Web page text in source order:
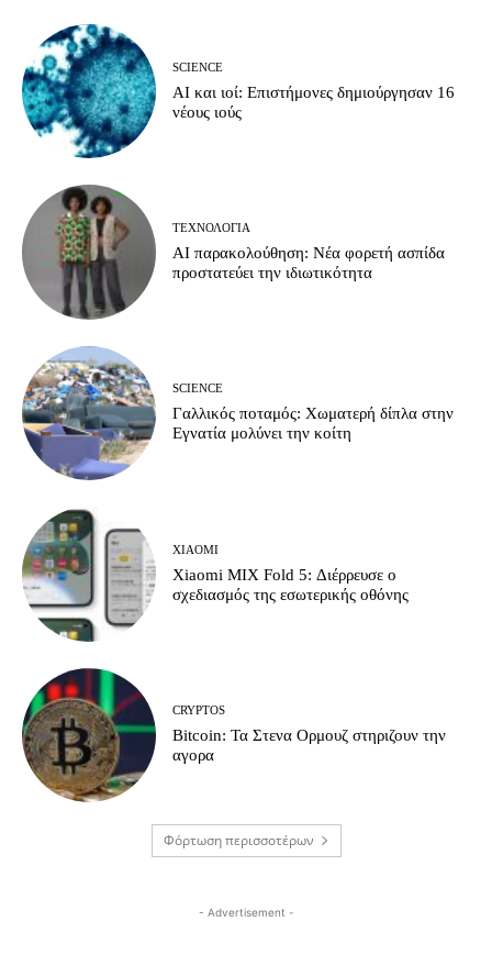
SCIENCE
AI και ιοί: Επιστήμονες δημιούργησαν 16
νέους ιούς
ΤΕΧΝΟΛΟΓΊΑ
AI παρακολούθηση: Νέα φορετή ασπίδα
προστατεύει την ιδιωτικότητα
SCIENCE
Γαλλικός ποταμός: Χωματερή δίπλα στην
Εγνατία μολύνει την κοίτη
XIAOMI
Xiaomi MIX Fold 5: Διέρρευσε ο
σχεδιασμός της εσωτερικής οθόνης
CRYPTOS
Bitcoin: Τα Στενα Ορμουζ στηριζουν την
αγορα
Φόρτωση περισσοτέρων
- Advertisement -